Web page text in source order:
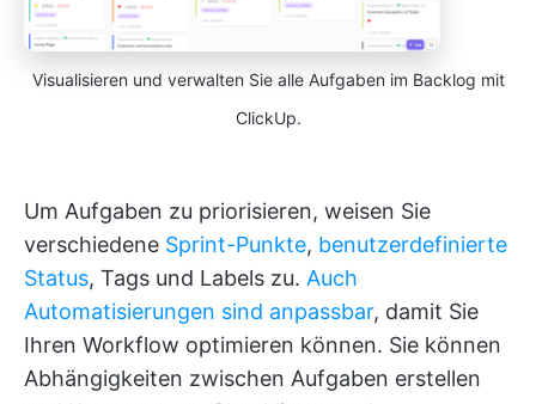
Visualisieren und verwalten Sie alle Aufgaben im Backlog mit
ClickUp.
Um Aufgaben zu priorisieren, weisen Sie
verschiedene Sprint-Punkte, benutzerdefinierte
Status, Tags und Labels zu. Auch
Automatisierungen sind anpassbar, damit Sie
Ihren Workflow optimieren können. Sie können
Abhängigkeiten zwischen Aufgaben erstellen